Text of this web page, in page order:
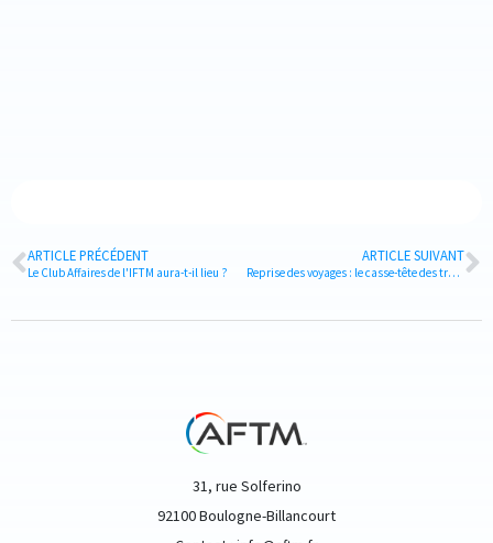
ARTICLE PRÉCÉDENT
Le Club Affaires de l'IFTM aura-t-il lieu ?
ARTICLE SUIVANT
Reprise des voyages : le casse-tête des travel managers
31, rue Solferino
92100 Boulogne-Billancourt